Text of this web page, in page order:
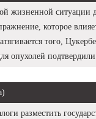
жизненной ситуации
которое
того,
опухолей
разместить